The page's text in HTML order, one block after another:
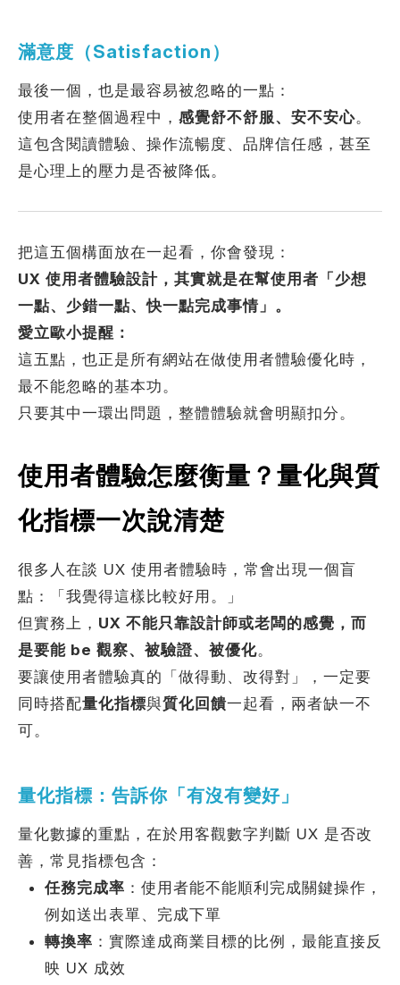
滿意度（Satisfaction）
最後一個，也是最容易被忽略的一點：
使用者在整個過程中， 感覺舒不舒服、安不安心。
這包含閱讀體驗、操作流暢度、品牌信任感，甚至
是心理上的壓力是否被降低。
把這五個構面放在一起看，你會發現：
UX 使用者體驗設計，其實就是在幫使用者「少想
一點、少錯一點、快一點完成事情」。
愛立歐小提醒：
這五點，也正是所有網站在做使用者體驗優化時，
最不能忽略的基本功。
只要其中一環出問題，整體體驗就會明顯扣分。
使用者體驗怎麼衡量？量化與質
化指標一次說清楚
很多人在談 UX 使用者體驗時，常會出現一個盲
點：「我覺得這樣比較好用。」
但實務上， UX 不能只靠設計師或老闆的感覺，而
是要能 be 觀察、被驗證、被優化。
要讓使用者體驗真的「做得動、改得對」，一定要
同時搭配量化指標與質化回饋一起看，兩者缺一不
可。
量化指標：告訴你「有沒有變好」
量化數據的重點，在於用客觀數字判斷 UX 是否改
善，常見指標包含：
任務完成率 ：使用者能不能順利完成關鍵操作，
例如送出表單、完成下單
轉換率 ：實際達成商業目標的比例，最能直接反
映 UX 成效